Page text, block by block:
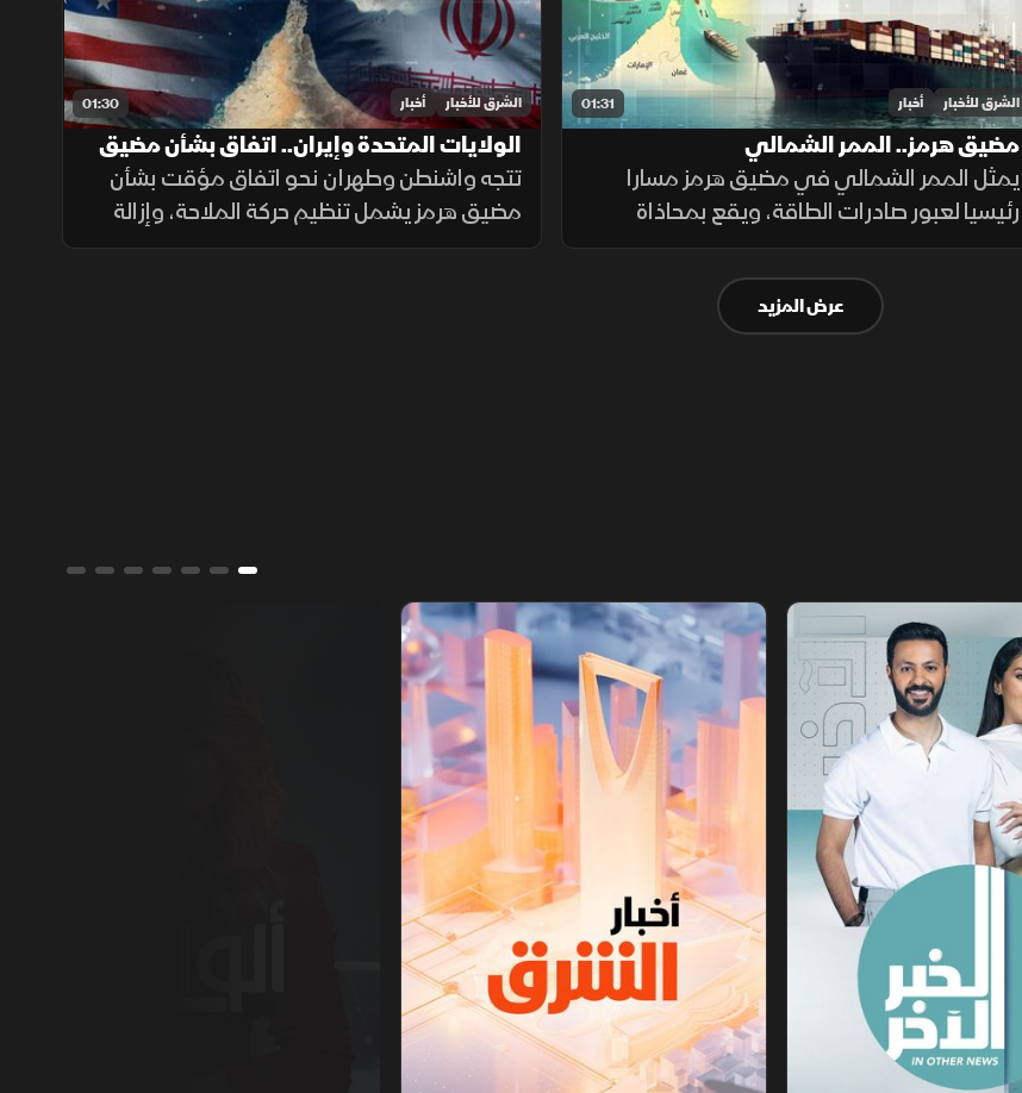
01:31 الشرق للأخبار أخبار
مضيق هرمز.. الممر الشمالي
يمثل الممر الشمالي في مضيق هرمز مسارا
رئيسيا لعبور صادرات الطاقة، ويقع بمحاذاة
السواحل الإيرانية، حيث تعزز طهران وجودها
العسكري لمراقبة الملاحة عبر الزوارق والطائرات
المسيرة والصواريخ.
01:30 الشرق للأخبار أخبار
الولايات المتحدة وإيران.. اتفاق بشأن مضيق
هرمز
تتجه واشنطن وطهران نحو اتفاق مؤقت بشأن
مضيق هرمز يشمل تنظيم حركة الملاحة، وإزالة
الألغام، واستئناف المفاوضات النووية، مع
عرض المزيد
أخبار الشرق